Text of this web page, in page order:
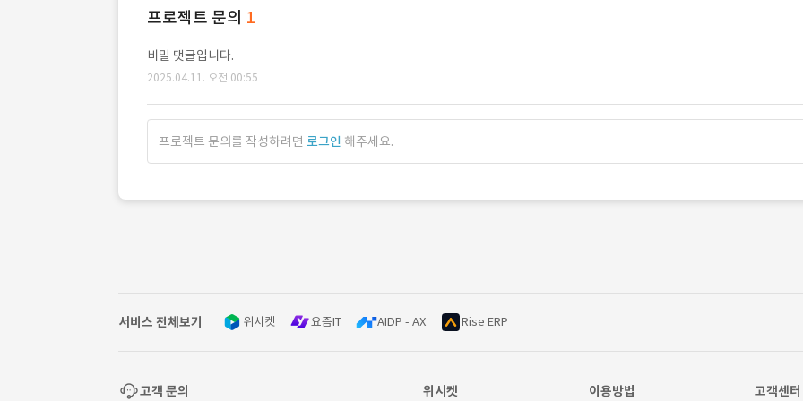
프로젝트 문의 1
비밀 댓글입니다.
2025.04.11. 오전 00:55
프로젝트 문의를 작성하려면 로그인 해주세요.
서비스 전체보기 위시켓 요즘IT AIDP - AX Rise ERP
고객 문의 위시켓 이용방법 고객센터